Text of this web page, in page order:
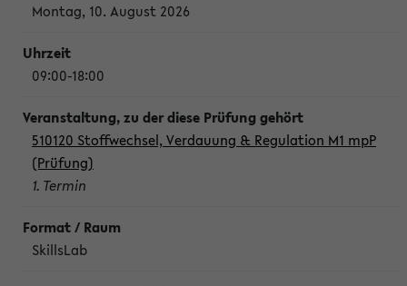
Montag, 10. August 2026
09:00-18:00
510120 Stoffwechsel, Verdauung & Regulation M1 mpP
(Prüfung)
1. Termin
SkillsLab